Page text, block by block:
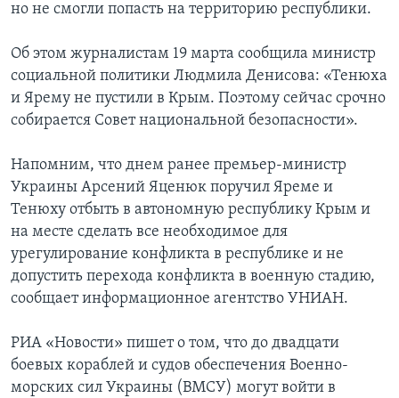
но не смогли попасть на территорию республики.
Об этом журналистам 19 марта сообщила министр
социальной политики Людмила Денисова: «Тенюха
и Ярему не пустили в Крым. Поэтому сейчас срочно
собирается Совет национальной безопасности».
Напомним, что днем ранее премьер-министр
Украины Арсений Яценюк поручил Яреме и
Тенюху отбыть в автономную республику Крым и
на месте сделать все необходимое для
урегулирование конфликта в республике и не
допустить перехода конфликта в военную стадию,
сообщает информационное агентство УНИАН.
РИА «Новости» пишет о том, что до двадцати
боевых кораблей и судов обеспечения Военно-
морских сил Украины (ВМСУ) могут войти в